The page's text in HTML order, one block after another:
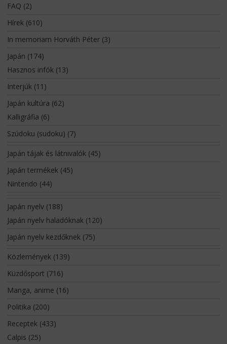
FAQ (2)
Hírek(610)
In memoriam Horváth Péter(3)
Japán (174)
Hasznos infók(13)
Interjúk(11)
Japán kultúra (62)
Kalligráfia (6)
Szúdoku (sudoku) (7)
Japán tájak és látnivalók(45)
Japán termékek(45)
Nintendo (44)
Japán nyelv(188)
Japán nyelv haladóknak(120)
Japán nyelv kezdőknek(75)
Közlemények(139)
Küzdősport (716)
Manga, anime (16)
Politika (200)
Receptek(433)
Calpis (25)